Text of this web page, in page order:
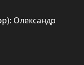
Олександр